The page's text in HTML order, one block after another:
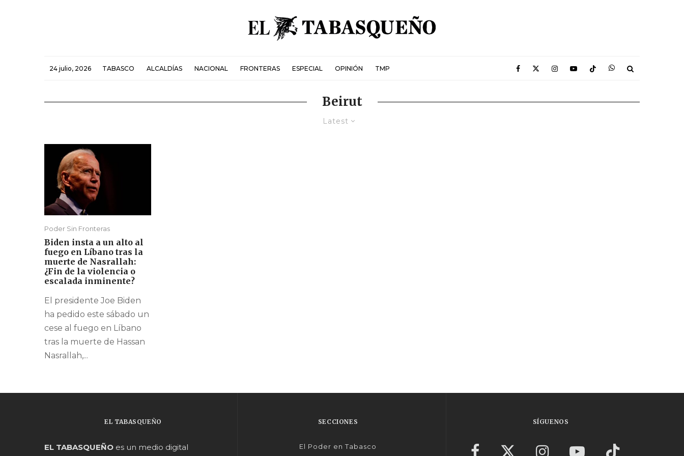
24 julio, 2026 TABASCO ALCALDÍAS NACIONAL FRONTERAS ESPECIAL OPINIÓN TMP
Beirut
Latest
Poder Sin Fronteras
Biden insta a un alto al
fuego en Líbano tras la
muerte de Nasrallah:
¿Fin de la violencia o
escalada inminente?
El presidente Joe Biden
ha pedido este sábado un
cese al fuego en Líbano
tras la muerte de Hassan
Nasrallah,...
EL TABASQUEÑO
EL TABASQUEÑO es un medio digital
SECCIONES
El Poder en Tabasco
SÍGUENOS